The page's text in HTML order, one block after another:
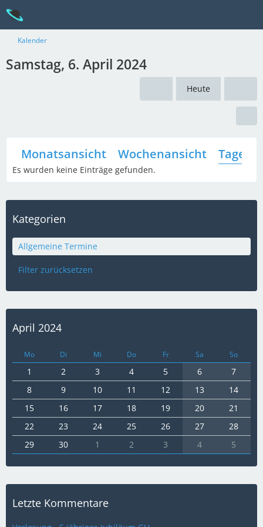
Kalender
Samstag, 6. April 2024
Heute
Monatsansicht Wochenansicht
Es wurden keine Einträge gefunden.
Kategorien
Allgemeine Termine
Filter zurücksetzen
April 2024
Mo Di Mi Do Fr Sa So
1 2 3 4 5 6
7
8
9 10 11 12 13
14
15
16 17 18 19 20
21
22
23 24 25 26 27
28
29
30 1 2 3 4 5
Letzte Kommentare